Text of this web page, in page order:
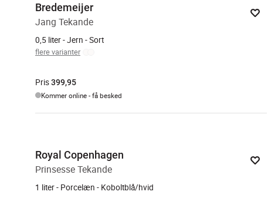
Bredemeijer
Jang Tekande
0,5 liter - Jern - Sort
flere varianter
Pris399,95
Kommer online - få besked
Royal Copenhagen
Prinsesse Tekande
1 liter - Porcelæn - Koboltblå/hvid